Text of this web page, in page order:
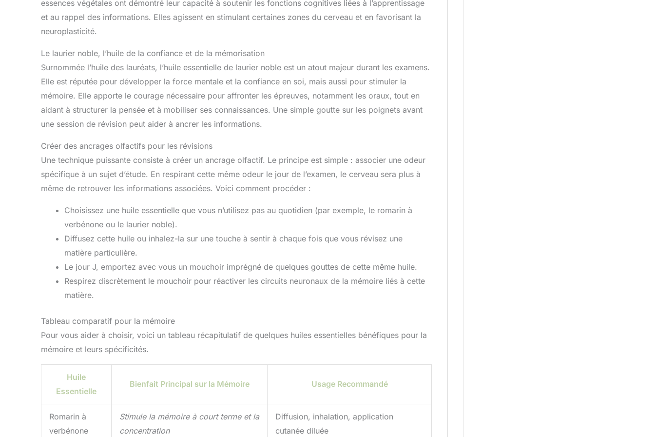
notre diffuseur. Appuyez
une fois pour démarrer la
choisir n'importe quelle
pression active la lumière
chaude, quatrième
pression éteint la lumière
tout en maintenant la
pression éteint à la fois la
brume et les lumières.
Profitez d'un contrôle
d'aromathérapie.
Veilleuse Jaune
diffuseur d'aromathérapie
diffusion de parfum dans
veilleuse jaune
ambiance confortable et
apaisante, ajoutant une
maison et facilitant vos
Que ce soit dans votre
chambre à coucher, votre
s'adapte parfaitement et
améliore n'importe quel
environnement. Matériau
sans danger et sans BPA:
Avec l'arrêt automatique,
priorité à la sécurité.
l'aromathérapie en toute
tranquillité d'esprit, que
pour changer les lumières
est une variation de
et plus confortable pour
Diffuseur Huiles
Essentielles Electrique
dispose de 4 modes de
minutage : 1 heure/3
heures/pulvérisation
continue. Si vous
coucher, vous pouvez
régler une minuterie pour
l'éteindre. Diffuseur
Huiles Essentielles avec
Diffuseur Aromathérapie
vous inquiétez pas
d'aromathérapie est
permet de contrôler à
distance l'utilisation de la
machine
d'aromathérapie avec
télécommande a un
TOTALE :4 modes de
brume
paisible. OFFRE
EXCLUSIVE :Coffret
complet avec 10 huiles
essentielles + garantie 24
remboursé ! Assistance
essences végétales ont démontré leur capacité à soutenir les fonctions cognitives liées à l’apprentissage
et au rappel des informations. Elles agissent en stimulant certaines zones du cerveau et en favorisant la
neuroplasticité.
Le laurier noble, l’huile de la confiance et de la mémorisation
Surnommée l’huile des lauréats, l’huile essentielle de laurier noble est un atout majeur durant les examens.
Elle est réputée pour développer la force mentale et la confiance en soi, mais aussi pour stimuler la
mémoire. Elle apporte le courage nécessaire pour affronter les épreuves, notamment les oraux, tout en
aidant à structurer la pensée et à mobiliser ses connaissances. Une simple goutte sur les poignets avant
une session de révision peut aider à ancrer les informations.
Créer des ancrages olfactifs pour les révisions
Une technique puissante consiste à créer un ancrage olfactif. Le principe est simple : associer une odeur
spécifique à un sujet d’étude. En respirant cette même odeur le jour de l’examen, le cerveau sera plus à
même de retrouver les informations associées. Voici comment procéder :
Choisissez une huile essentielle que vous n’utilisez pas au quotidien (par exemple, le romarin à
verbénone ou le laurier noble).
Diffusez cette huile ou inhalez-la sur une touche à sentir à chaque fois que vous révisez une
matière particulière.
Le jour J, emportez avec vous un mouchoir imprégné de quelques gouttes de cette même huile.
Respirez discrètement le mouchoir pour réactiver les circuits neuronaux de la mémoire liés à cette
matière.
Tableau comparatif pour la mémoire
Pour vous aider à choisir, voici un tableau récapitulatif de quelques huiles essentielles bénéfiques pour la
mémoire et leurs spécificités.
Huile
Essentielle
Bienfait Principal sur la Mémoire Usage Recommandé
Romarin à
verbénone
Stimule la mémoire à court terme et la
concentration
Diffusion, inhalation, application
cutanée diluée